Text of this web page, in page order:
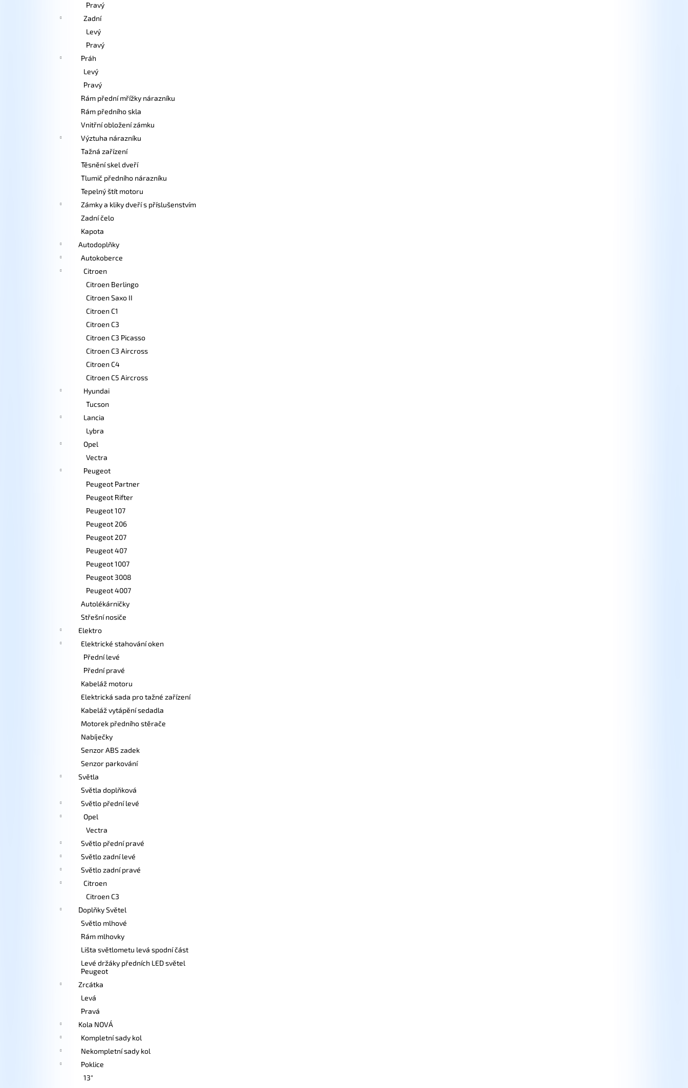
Pravý
Zadní
Levý
Pravý
Práh
Levý
Pravý
Rám přední mřížky nárazníku
Rám předního skla
Vnitřní obložení zámku
Výztuha nárazníku
Tažná zařízení
Těsnění skel dveří
Tlumič předního nárazníku
Tepelný štít motoru
Zámky a kliky dveří s příslušenstvím
Zadní čelo
Kapota
Autodoplňky
Autokoberce
Citroen
Citroen Berlingo
Citroen Saxo II
Citroen C1
Citroen C3
Citroen C3 Picasso
Citroen C3 Aircross
Citroen C4
Citroen C5 Aircross
Hyundai
Tucson
Lancia
Lybra
Opel
Vectra
Peugeot
Peugeot Partner
Peugeot Rifter
Peugeot 107
Peugeot 206
Peugeot 207
Peugeot 407
Peugeot 1007
Peugeot 3008
Peugeot 4007
Autolékárničky
Střešní nosiče
Elektro
Elektrické stahování oken
Přední levé
Přední pravé
Kabeláž motoru
Elektrická sada pro tažné zařízení
Kabeláž vytápění sedadla
Motorek předního stěrače
Nabíječky
Senzor ABS zadek
Senzor parkování
Světla
Světla doplňková
Světlo přední levé
Opel
Vectra
Světlo přední pravé
Světlo zadní levé
Světlo zadní pravé
Citroen
Citroen C3
Doplňky Světel
Světlo mlhové
Rám mlhovky
Lišta světlometu levá spodní část
Levé držáky předních LED světel
Peugeot
Zrcátka
Levá
Pravá
Kola NOVÁ
Kompletní sady kol
Nekompletní sady kol
Poklice
13"